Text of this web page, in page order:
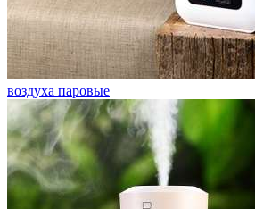
воздуха паровые